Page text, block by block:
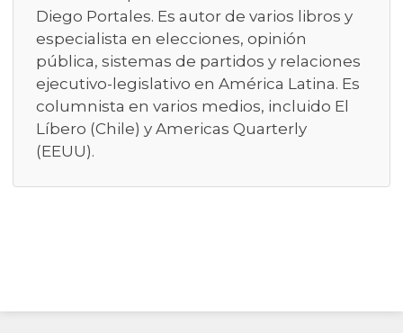
Diego Portales. Es autor de varios libros y
especialista en elecciones, opinión
pública, sistemas de partidos y relaciones
ejecutivo-legislativo en América Latina. Es
columnista en varios medios, incluido El
Líbero (Chile) y Americas Quarterly
(EEUU).